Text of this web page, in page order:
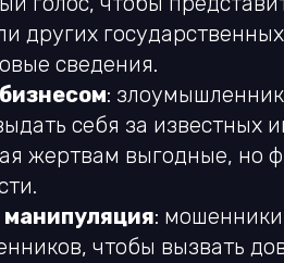
других
сведения.
:
себя за известных
жертвам выгодные, но
:
чтобы вызвать